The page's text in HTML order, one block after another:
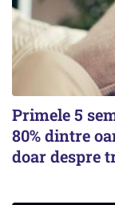
Primele 5
80% dintre
doar despre